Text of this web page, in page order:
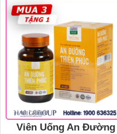
Viên Uống An Đường